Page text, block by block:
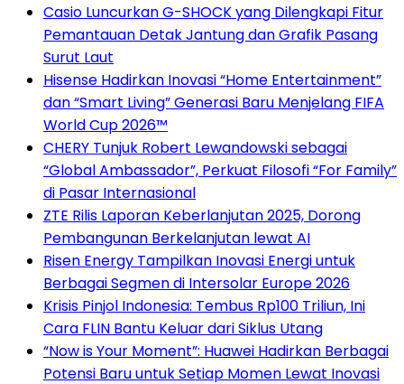
Casio Luncurkan G-SHOCK yang Dilengkapi Fitur
Pemantauan Detak Jantung dan Grafik Pasang
Surut Laut
Hisense Hadirkan Inovasi “Home Entertainment”
dan “Smart Living” Generasi Baru Menjelang FIFA
World Cup 2026™
CHERY Tunjuk Robert Lewandowski sebagai
“Global Ambassador”, Perkuat Filosofi “For Family”
di Pasar Internasional
ZTE Rilis Laporan Keberlanjutan 2025, Dorong
Pembangunan Berkelanjutan lewat AI
Risen Energy Tampilkan Inovasi Energi untuk
Berbagai Segmen di Intersolar Europe 2026
Krisis Pinjol Indonesia: Tembus Rp100 Triliun, Ini
Cara FLIN Bantu Keluar dari Siklus Utang
“Now is Your Moment”: Huawei Hadirkan Berbagai
Potensi Baru untuk Setiap Momen Lewat Inovasi